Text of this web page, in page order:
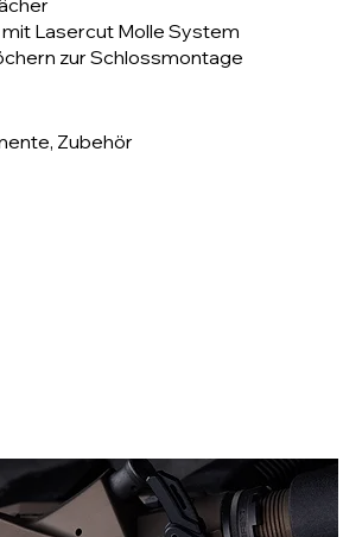
Lasercut Molle System
zur Schlossmontage
Zubehör